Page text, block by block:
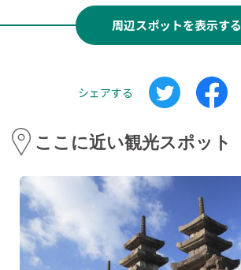
周辺スポットを表示する
シェアする
ここに近い観光スポット